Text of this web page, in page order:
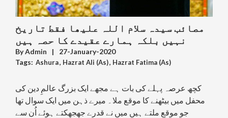
مصائب سیدہ سلام اللہ علیھا فقط تاریخ
نہیں بلکہ ہمارے عقیدے کا حصہ ہیں
ByAdmin |
27-January-2020
Tags: Ashura, Hazrat Ali (As), Hazrat Fatima (As)
کچھ عرصہ پہلے کی بات ہے مجھے ایک بزرگ عالمِ دین کی
محفل میں بیٹھنے کا موقع ملا۔ میرے ذہن میں ایک سوال تھا
جو موقع ملتے ہیں میں نے قدرے جھجھکتے ہوئے اُن سے